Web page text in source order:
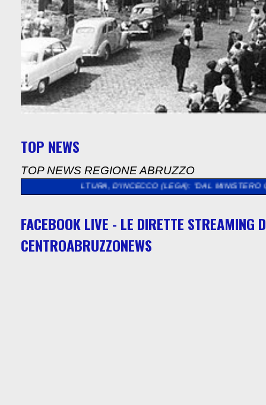
TOP NEWS
TOP NEWS REGIONE ABRUZZO
CULTURA, D'INCECCO (LEGA): "DAL MINISTERO QUASI 5
FACEBOOK LIVE - LE DIRETTE STREAMING
CENTROABRUZZONEWS